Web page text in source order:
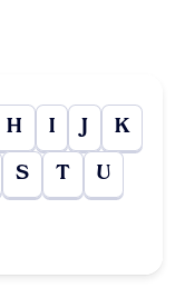
H I J K
S T U